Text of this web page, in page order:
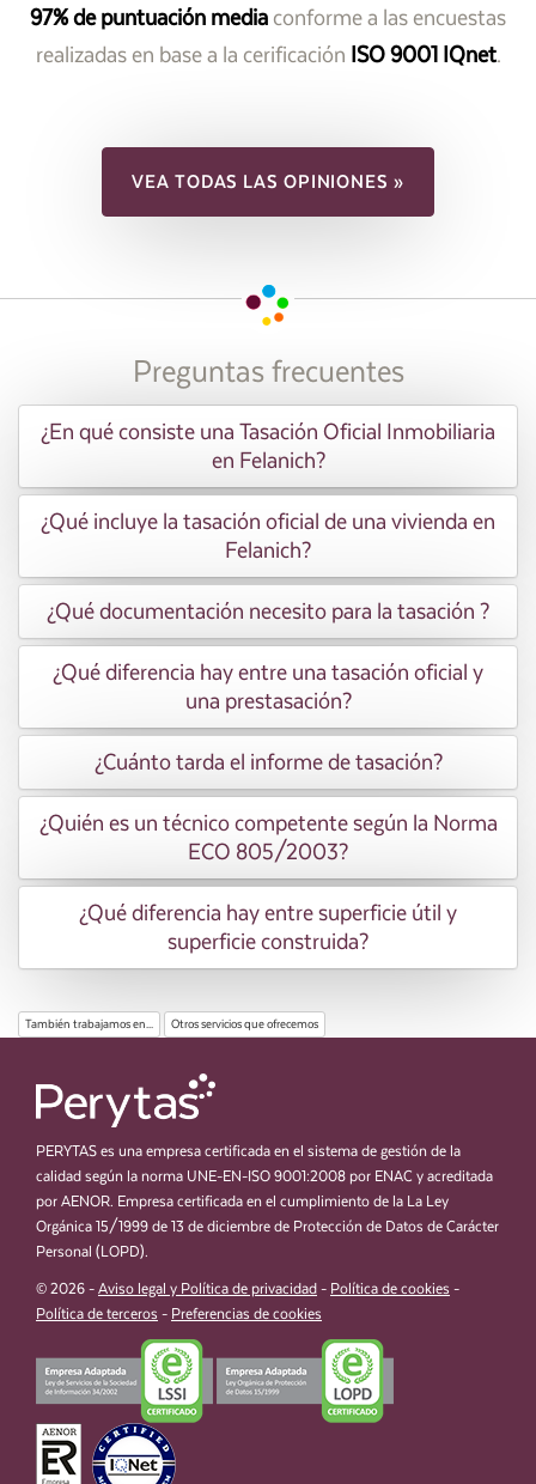
97% de puntuación mediaconforme a las encuestas
realizadas en base a la cerificación ISO 9001 IQnet.
VEA TODAS LAS OPINIONES »
Preguntas frecuentes
¿En qué consiste una Tasación Oficial Inmobiliaria
en Felanich?
¿Qué incluye la tasación oficial de una vivienda en
Felanich?
¿Qué documentación necesito para la tasación ?
¿Qué diferencia hay entre una tasación oficial y
una prestasación?
¿Cuánto tarda el informe de tasación?
¿Quién es un técnico competente según la Norma
ECO 805/2003?
¿Qué diferencia hay entre superficie útil y
superficie construida?
También trabajamos en... Otros servicios que ofrecemos
PERYTAS es una empresa certificada en el sistema de gestión de la
calidad según la norma UNE-EN-ISO 9001:2008 por ENAC y acreditada
por AENOR. Empresa certificada en el cumplimiento de la La Ley
Orgánica 15/1999 de 13 de diciembre de Protección de Datos de Carácter
Personal (LOPD).
© 2026 - Aviso legal y Política de privacidad - Política de cookies -
Política de terceros - Preferencias de cookies